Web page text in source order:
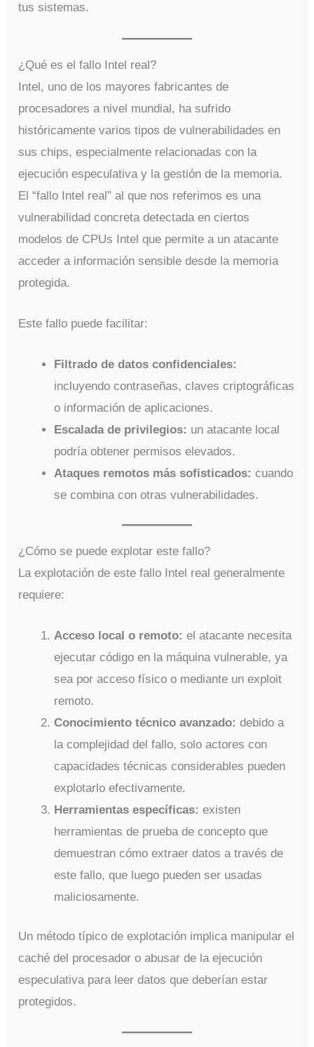
tus sistemas.
¿Qué es el fallo Intel real?
Intel, uno de los mayores fabricantes de
procesadores a nivel mundial, ha sufrido
históricamente varios tipos de vulnerabilidades en
sus chips, especialmente relacionadas con la
ejecución especulativa y la gestión de la memoria.
El “fallo Intel real” al que nos referimos es una
vulnerabilidad concreta detectada en ciertos
modelos de CPUs Intel que permite a un atacante
acceder a información sensible desde la memoria
protegida.
Este fallo puede facilitar:
Filtrado de datos confidenciales:
incluyendo contraseñas, claves criptográficas
o información de aplicaciones.
Escalada de privilegios: un atacante local
podría obtener permisos elevados.
Ataques remotos más sofisticados: cuando
se combina con otras vulnerabilidades.
¿Cómo se puede explotar este fallo?
La explotación de este fallo Intel real generalmente
requiere:
Acceso local o remoto: el atacante necesita
ejecutar código en la máquina vulnerable, ya
sea por acceso físico o mediante un exploit
remoto.
Conocimiento técnico avanzado: debido a
la complejidad del fallo, solo actores con
capacidades técnicas considerables pueden
explotarlo efectivamente.
Herramientas específicas: existen
herramientas de prueba de concepto que
demuestran cómo extraer datos a través de
este fallo, que luego pueden ser usadas
maliciosamente.
Un método típico de explotación implica manipular el
caché del procesador o abusar de la ejecución
especulativa para leer datos que deberían estar
protegidos.